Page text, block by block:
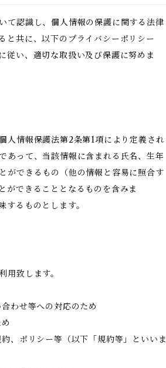
て認識し、個人情報の保護に関する法律
と共に、以下のプライバシーポリシー
従い、適切な取扱い及び保護に努めま
人情報保護法第2条第1項により定義され
あって、当該情報に含まれる氏名、生年
ができるもの（他の情報と容易に照合す
ができることとなるものを含みま
るものとします。
用致します。
わせ等への対応のため
、ポリシー等（以下「規約等」といいま